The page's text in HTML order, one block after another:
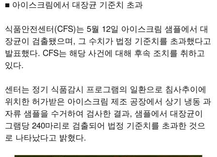
■ 아이스크림에서 대장균 기준치 초과
식품안전센터(CFS)는 5월 12일 아이스크림 샘플에서 대
장균이 검출됐으며, 그 수치가 법정 기준치를 초과했다고
발표했다. CFS는 해당 사건에 대해 후속 조치를 취하고
있다.
센터는 정기 식품감시 프로그램의 일환으로 침사추이에
위치한 허가받은 아이스크림 제조 공장에서 상기 냉동 과
자류 샘플을 수거하여 검사한 결과, 샘플에서 대장균이
그램당 240마리로 검출되어 법정 기준치를 초과한 것으
로 나타났다고 밝혔다.